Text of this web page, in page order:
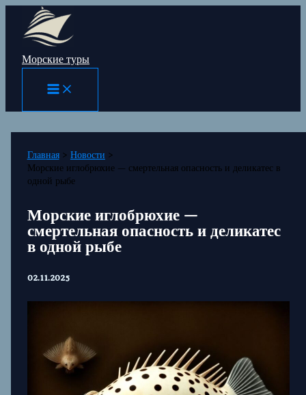
Перейти
содержимому
Морские туры
Главная
Новости
Морские иглобрюхие — смертельная опасность и деликатес в
одной рыбе
Морские иглобрюхие —
смертельная опасность и деликатес
в одной рыбе
02.11.2025